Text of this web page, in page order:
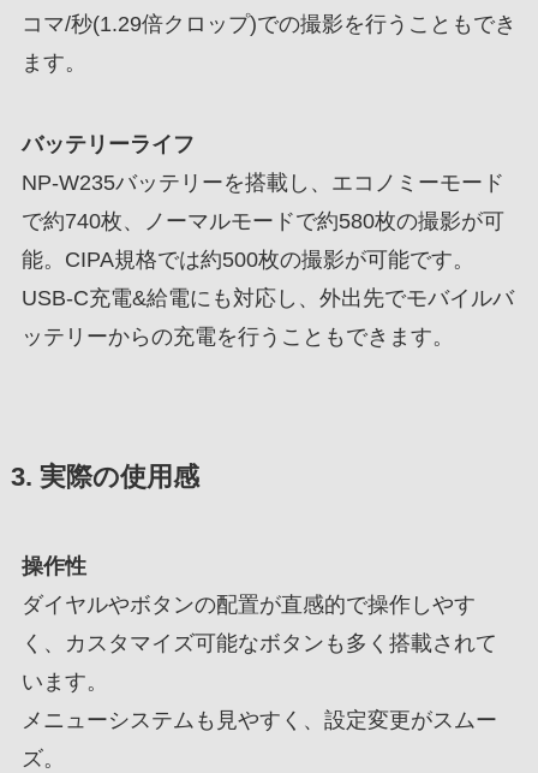
コマ/秒(1.29倍クロップ)での撮影を行うこともでき
ます。
バッテリーライフ
NP-W235バッテリーを搭載し、エコノミーモード
で約740枚、ノーマルモードで約580枚の撮影が可
能。CIPA規格では約500枚の撮影が可能です。
USB-C充電&給電にも対応し、外出先でモバイルバ
ッテリーからの充電を行うこともできます。
3. 実際の使用感
操作性
ダイヤルやボタンの配置が直感的で操作しやす
く、カスタマイズ可能なボタンも多く搭載されて
います。
メニューシステムも見やすく、設定変更がスムー
ズ。